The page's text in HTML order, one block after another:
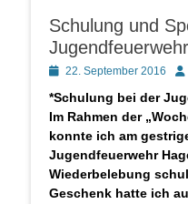
Schulung und
Posted22. September 2016
*Schulung bei der
Im Rahmen der
konnte ich am
Jugendfeuerwehr
Wiederbelebung
Geschenk hatte ich